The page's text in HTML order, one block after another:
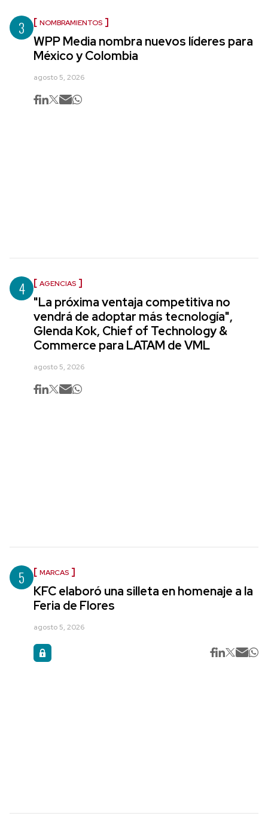
3 NOMBRAMIENTOS
WPP Media nombra nuevos líderes para
México y Colombia
agosto 5, 2026
4 AGENCIAS
"La próxima ventaja competitiva no
vendrá de adoptar más tecnología",
Glenda Kok, Chief of Technology &
Commerce para LATAM de VML
agosto 5, 2026
5 MARCAS
KFC elaboró una silleta en homenaje a la
Feria de Flores
agosto 5, 2026